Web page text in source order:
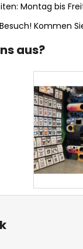
Montag bis
Kommen
aus?